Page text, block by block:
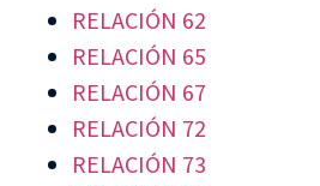
RELACIÓN 62
RELACIÓN 65
RELACIÓN 67
RELACIÓN 72
RELACIÓN 73